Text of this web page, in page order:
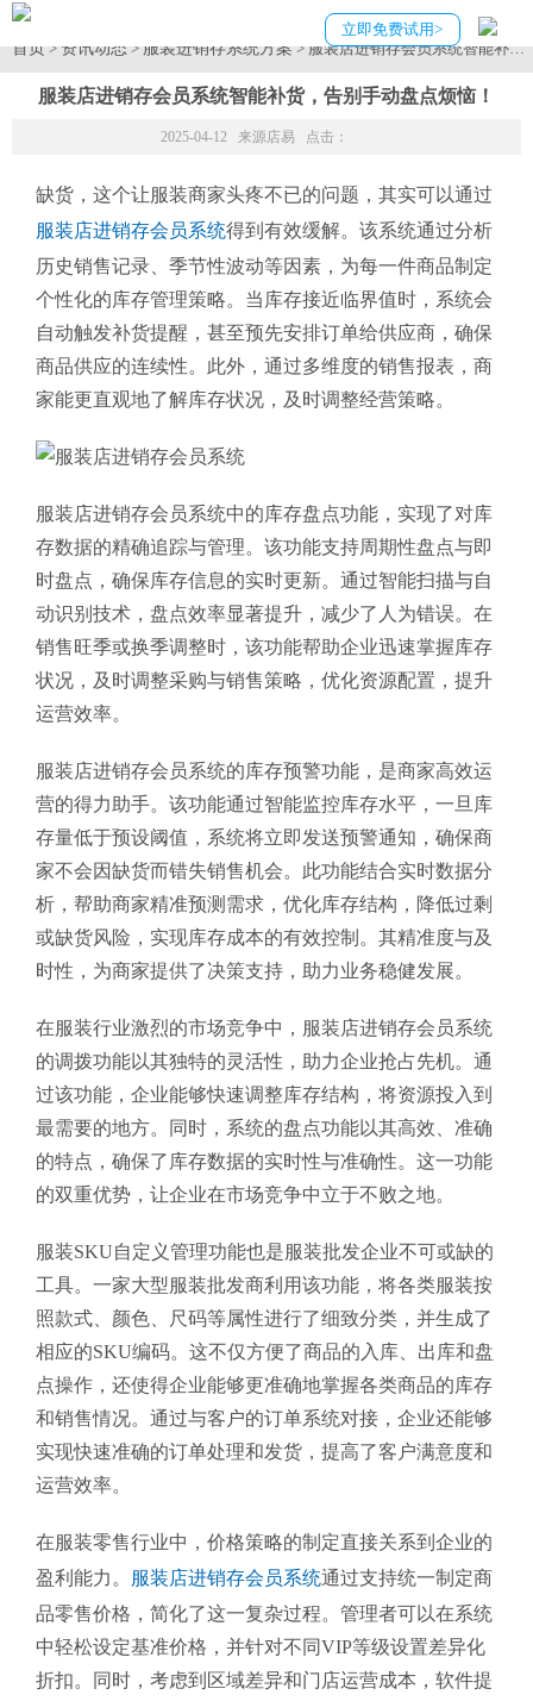
立即免费试用>
首页>资讯动态>服装进销存系统方案> 服装店进销存会员系统智能补货
服装店进销存会员系统智能补货，告别手动盘点烦恼！
2025-04-12 来源店易 点击：
缺货，这个让服装商家头疼不已的问题，其实可以通过
服装店进销存会员系统得到有效缓解。该系统通过分析
历史销售记录、季节性波动等因素，为每一件商品制定
个性化的库存管理策略。当库存接近临界值时，系统会
自动触发补货提醒，甚至预先安排订单给供应商，确保
商品供应的连续性。此外，通过多维度的销售报表，商
家能更直观地了解库存状况，及时调整经营策略。
服装店进销存会员系统中的库存盘点功能，实现了对库
存数据的精确追踪与管理。该功能支持周期性盘点与即
时盘点，确保库存信息的实时更新。通过智能扫描与自
动识别技术，盘点效率显著提升，减少了人为错误。在
销售旺季或换季调整时，该功能帮助企业迅速掌握库存
状况，及时调整采购与销售策略，优化资源配置，提升
运营效率。
服装店进销存会员系统的库存预警功能，是商家高效运
营的得力助手。该功能通过智能监控库存水平，一旦库
存量低于预设阈值，系统将立即发送预警通知，确保商
家不会因缺货而错失销售机会。此功能结合实时数据分
析，帮助商家精准预测需求，优化库存结构，降低过剩
或缺货风险，实现库存成本的有效控制。其精准度与及
时性，为商家提供了决策支持，助力业务稳健发展。
在服装行业激烈的市场竞争中，服装店进销存会员系统
的调拨功能以其独特的灵活性，助力企业抢占先机。通
过该功能，企业能够快速调整库存结构，将资源投入到
最需要的地方。同时，系统的盘点功能以其高效、准确
的特点，确保了库存数据的实时性与准确性。这一功能
的双重优势，让企业在市场竞争中立于不败之地。
服装SKU自定义管理功能也是服装批发企业不可或缺的
工具。一家大型服装批发商利用该功能，将各类服装按
照款式、颜色、尺码等属性进行了细致分类，并生成了
相应的SKU编码。这不仅方便了商品的入库、出库和盘
点操作，还使得企业能够更准确地掌握各类商品的库存
和销售情况。通过与客户的订单系统对接，企业还能够
实现快速准确的订单处理和发货，提高了客户满意度和
运营效率。
在服装零售行业中，价格策略的制定直接关系到企业的
盈利能力。
服装店进销存会员系统通过支持统一制定商
品零售价格，简化了这一复杂过程。管理者可以在系统
中轻松设定基准价格，并针对不同VIP等级设置差异化
折扣。同时，考虑到区域差异和门店运营成本，软件提